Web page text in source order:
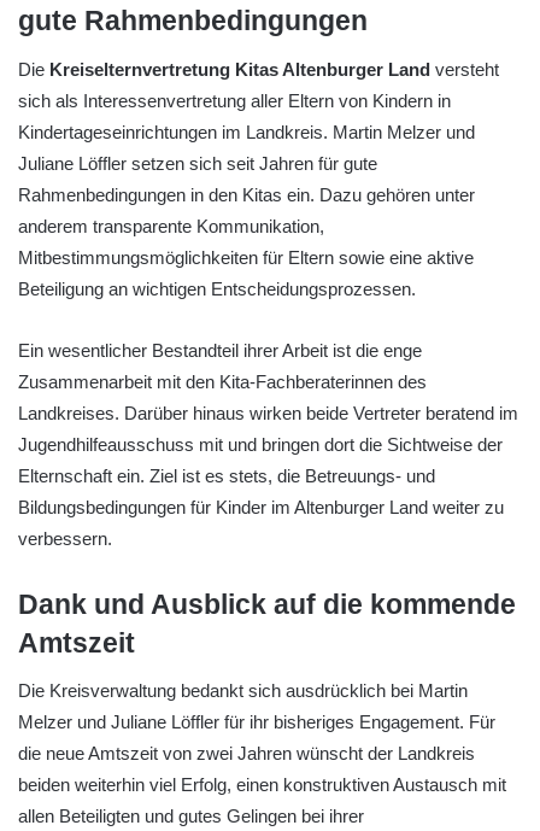
gute Rahmenbedingungen
Die Kreiselternvertretung Kitas Altenburger Land versteht
sich als Interessenvertretung aller Eltern von Kindern in
Kindertageseinrichtungen im Landkreis. Martin Melzer und
Juliane Löffler setzen sich seit Jahren für gute
Rahmenbedingungen in den Kitas ein. Dazu gehören unter
anderem transparente Kommunikation,
Mitbestimmungsmöglichkeiten für Eltern sowie eine aktive
Beteiligung an wichtigen Entscheidungsprozessen.
Ein wesentlicher Bestandteil ihrer Arbeit ist die enge
Zusammenarbeit mit den Kita-Fachberaterinnen des
Landkreises. Darüber hinaus wirken beide Vertreter beratend im
Jugendhilfeausschuss mit und bringen dort die Sichtweise der
Elternschaft ein. Ziel ist es stets, die Betreuungs- und
Bildungsbedingungen für Kinder im Altenburger Land weiter zu
verbessern.
Dank und Ausblick auf die kommende
Amtszeit
Die Kreisverwaltung bedankt sich ausdrücklich bei Martin
Melzer und Juliane Löffler für ihr bisheriges Engagement. Für
die neue Amtszeit von zwei Jahren wünscht der Landkreis
beiden weiterhin viel Erfolg, einen konstruktiven Austausch mit
allen Beteiligten und gutes Gelingen bei ihrer